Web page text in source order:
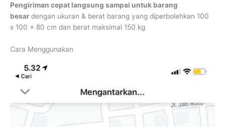
Pengiriman cepat langsung sampai untuk barang
besardengan ukuran & berat barang yang diperbolehkan 100
x 100 x 80 cm dan berat maksimal 150 kg
Cara Menggunakan